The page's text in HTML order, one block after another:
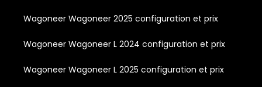
Wagoneer Wagoneer 2025 configuration et prix
Wagoneer Wagoneer L 2024 configuration et prix
Wagoneer Wagoneer L 2025 configuration et prix